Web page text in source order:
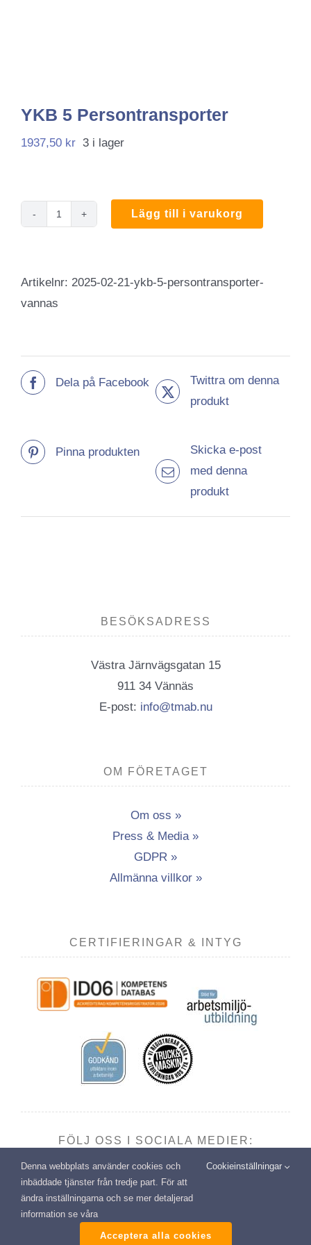
YKB 5 Persontransporter
1937,50 kr 3 i lager
mängd
Lägg till i varukorg
Artikelnr: 2025-02-21-ykb-5-persontransporter-
vannas
Dela på Facebook
Twittra om denna
produkt
Pinna produkten
Skicka e-post
med denna
produkt
BESÖKSADRESS
Västra Järnvägsgatan 15
911 34 Vännäs
E-post: info@tmab.nu
OM FÖRETAGET
Om oss »
Press & Media »
GDPR »
Allmänna villkor »
CERTIFIERINGAR & INTYG
FÖLJ OSS I SOCIALA MEDIER:
Copyright: Transport- & Miljöutbildning i Vännäsby AB | All
rights reserved
Denna webbplats använder cookies och
inbäddade tjänster från tredje part. För att
ändra inställningarna och se mer detaljerad
information se våra
Cookieinställningar
Acceptera alla cookies